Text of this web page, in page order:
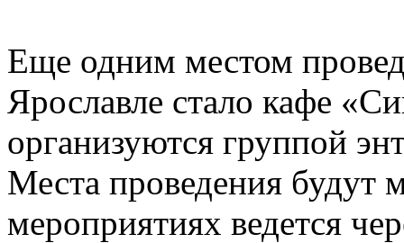
Еще одним местом
Ярославле стало кафе
организуются группой
Места проведения будут
мероприятиях ведется